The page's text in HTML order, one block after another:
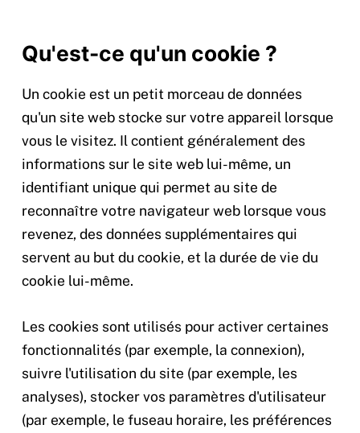
Qu'est-ce qu'un cookie ?
Un cookie est un petit morceau de données
qu'un site web stocke sur votre appareil lorsque
vous le visitez. Il contient généralement des
informations sur le site web lui-même, un
identifiant unique qui permet au site de
reconnaître votre navigateur web lorsque vous
revenez, des données supplémentaires qui
servent au but du cookie, et la durée de vie du
cookie lui-même.
Les cookies sont utilisés pour activer certaines
fonctionnalités (par exemple, la connexion),
suivre l'utilisation du site (par exemple, les
analyses), stocker vos paramètres d'utilisateur
(par exemple, le fuseau horaire, les préférences